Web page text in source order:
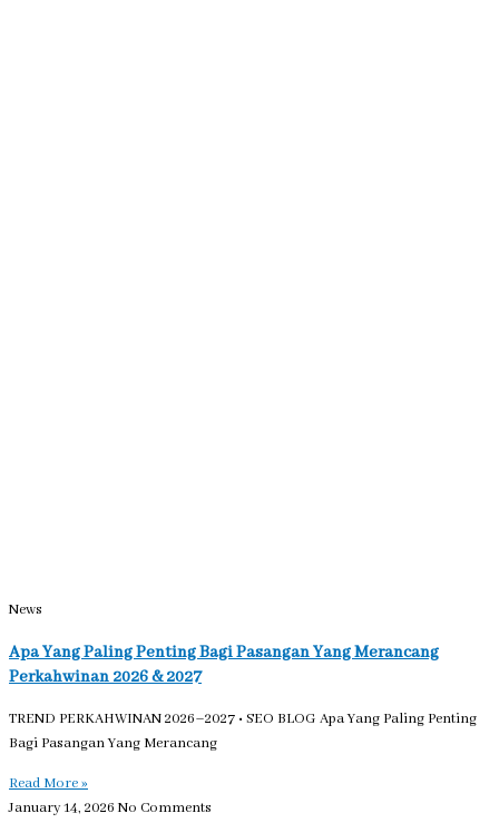
News
Apa Yang Paling Penting Bagi Pasangan Yang Merancang
Perkahwinan 2026 & 2027
TREND PERKAHWINAN 2026–2027 • SEO BLOG Apa Yang Paling Penting
Bagi Pasangan Yang Merancang
Read More »
January 14, 2026 No Comments